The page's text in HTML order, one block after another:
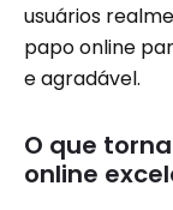
usuários
papo online
e agradável.
O que
online